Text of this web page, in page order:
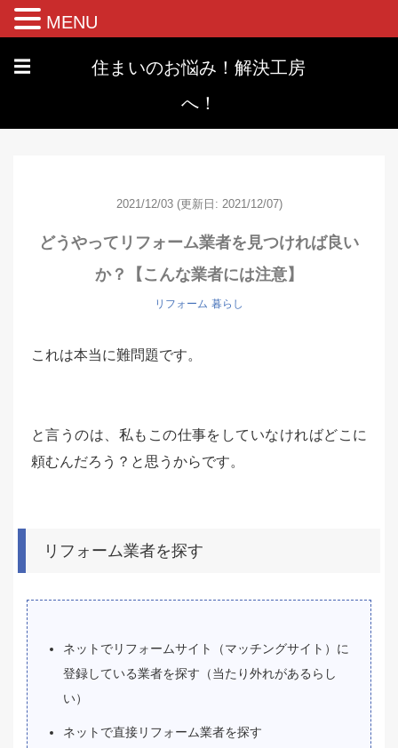
☰
住まいのお悩み！解決工房
へ！
2021/12/03 (更新日: 2021/12/07)
どうやってリフォーム業者を見つければ良い
か？【こんな業者には注意】
リフォーム 暮らし
これは本当に難問題です。
と言うのは、私もこの仕事をしていなければどこに
頼むんだろう？と思うからです。
リフォーム業者を探す
ネットでリフォームサイト（マッチングサイト）に
登録している業者を探す（当たり外れがあるらし
い）
ネットで直接リフォーム業者を探す
MENU